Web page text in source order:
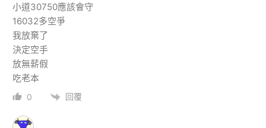
小道30750應該會守
16032多空爭
我放棄了
決定空手
放無薪假
吃老本
0 回覆